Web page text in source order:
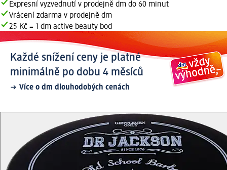
Expresní vyzvednutí v prodejně dm do 60 minut
Vrácení zdarma v prodejně dm
25 Kč = 1 dm active beauty bod
Každé snížení ceny je platné
minimálně po dobu 4 měsíců
Více o dm dlouhodobých cenách